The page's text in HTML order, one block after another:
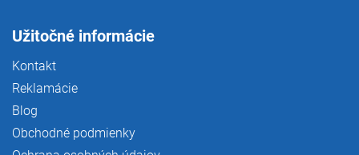
Užitočné informácie
Kontakt
Reklamácie
Blog
Obchodné podmienky